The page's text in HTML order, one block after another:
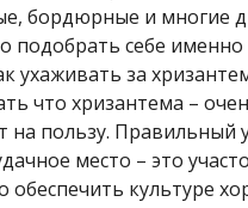
бордюрные и многие
подобрать себе
ухаживать за
что хризантема –
на пользу. Правильный
место – это
обеспечить культуре